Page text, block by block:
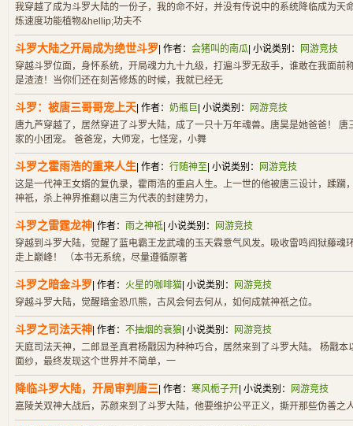
我穿越了成为斗罗大陆的一份子，我的命不好，并没有传说中的系统降临成为
炼速度功能植物&hellip;功夫不
斗罗大陆之开局成为绝世斗罗 | 作者： 会猪叫的南瓜 | 小说类别：
网游竞技
穿越斗罗位面，身怀系统，开局魂力九十九级，打遍斗罗无敌手，谁敢在我面
是渣渣！当你们还在刻苦修炼的时候，我就已经无
斗罗：被唐三哥哥宠上天 | 作者： 奶瓶巨 | 小说类别：
网游竞技
唐九芦穿越了，居然穿进了斗罗大陆，成了一只十万年魂兽。唐昊是她爸爸！
家的小团宠。 爸爸宠，大师宠，七怪宠，小舞
斗罗之霍雨浩的重来人生 | 作者： 行随神至 | 小说类别：
网游竞技
这是一代神王女婿的复仇录，霍雨浩的重启人生。上一世的他被唐三设计，蹂
神祇，杀上神界推翻以唐三为代表的封建势力，
斗罗之雷霆龙神 | 作者： 雨之神祗 | 小说类别：
网游竞技
穿越到斗罗大陆，觉醒了蓝电霸王龙武魂的玉天霖意气风发。吸收雷鸣阎狱藤
走上巅峰！ （本书无系统，尽量遵循原著
斗罗之暗金斗罗 | 作者： 火星的咖啡猫 | 小说类别：
网游竞技
穿越斗罗大陆，觉醒暗金恐爪熊，古风会何去何从，如何成就神祇之位。
斗罗之司法天神 | 作者： 不抽烟的衰狼 | 小说类别：
网游竞技
天庭司法天神，二郎显圣真君杨戬因为种种巧合，居然来到了斗罗大陆。 杨戬
面纱，最终发现这个世界并不简单，一
降临斗罗大陆，开局审判唐三 | 作者： 寒风栀子开 | 小说类别：
网游竞技
嘉陵关双神大战后，苏颜来到了斗罗大陆，他要维护公平正义，撕开那些伪善